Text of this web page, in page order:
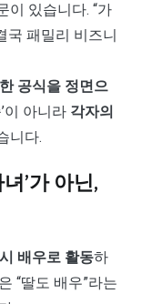
이 있습니다. “가
국 패밀리 비즈니
공식을 정면으
이 아니라 각자의
니다.
’가 아닌,
배우로 활동하
“딸도 배우”라는